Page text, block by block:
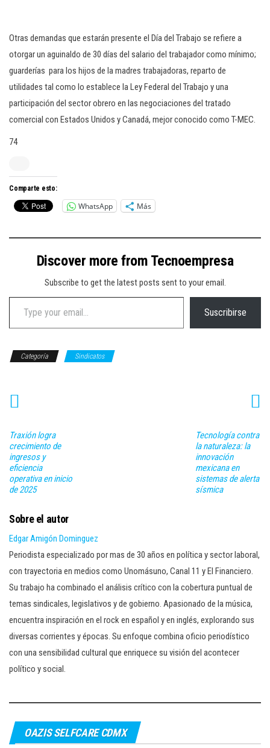
Otras demandas que estarán presente el Día del Trabajo se refiere a
otorgar un aguinaldo de 30 días del salario del trabajador como mínimo;
guarderías para los hijos de la madres trabajadoras, reparto de
utilidades tal como lo establece la Ley Federal del Trabajo y una
participación del sector obrero en las negociaciones del tratado
comercial con Estados Unidos y Canadá, mejor conocido como T-MEC.
74
Comparte esto:
WhatsApp Más
Discover more from Tecnoempresa
Subscribe to get the latest posts sent to your email.
Type your email…
Suscribirse
Categoría Sindicatos
Traxión logra
crecimiento de
ingresos y
eficiencia
operativa en inicio
de 2025
Tecnología contra
la naturaleza: la
innovación
mexicana en
sistemas de alerta
sísmica
Sobre el autor
Edgar Amigón Dominguez
Periodista especializado por mas de 30 años en política y sector laboral,
con trayectoria en medios como Unomásuno, Canal 11 y El Financiero.
Su trabajo ha combinado el análisis crítico con la cobertura puntual de
temas sindicales, legislativos y de gobierno. Apasionado de la música,
encuentra inspiración en el rock en español y en inglés, explorando sus
diversas corrientes y épocas. Su enfoque combina oficio periodístico
con una sensibilidad cultural que enriquece su visión del acontecer
político y social.
OAZIS SELFCARE CDMX